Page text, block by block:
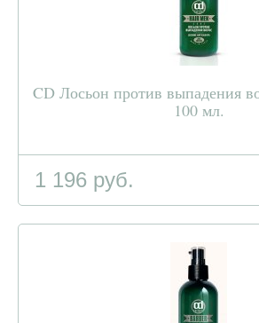
CD Лосьон против выпадения
100 мл.
1 196 руб.